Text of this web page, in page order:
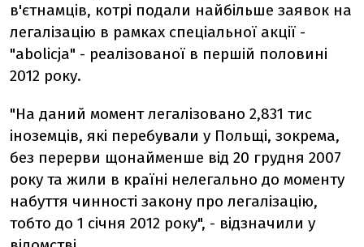
в'єтнамців, котрі подали найбільше заявок на
легалізацію в рамках спеціальної акції -
"abolicja" - реалізованої в першій половині
2012 року.
"На даний момент легалізовано 2,831 тис
іноземців, які перебували у Польщі, зокрема,
без перерви щонайменше від 20 грудня 2007
року та жили в країні нелегально до моменту
набуття чинності закону про легалізацію,
тобто до 1 січня 2012 року", - відзначили у